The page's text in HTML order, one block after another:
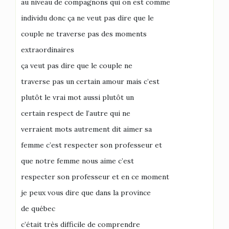
au niveau de compagnons qui on est comme
individu donc ça ne veut pas dire que le
couple ne traverse pas des moments
extraordinaires
ça veut pas dire que le couple ne
traverse pas un certain amour mais c’est
plutôt le vrai mot aussi plutôt un
certain respect de l’autre qui ne
verraient mots autrement dit aimer sa
femme c’est respecter son professeur et
que notre femme nous aime c’est
respecter son professeur et en ce moment
je peux vous dire que dans la province
de québec
c’était très difficile de comprendre